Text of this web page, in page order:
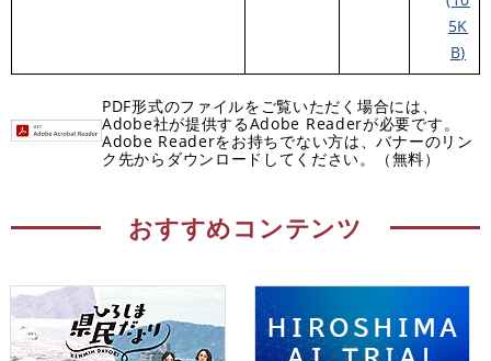
5K
B)
PDF形式のファイルをご覧いただく場合には、
Adobe社が提供するAdobe Readerが必要です。
Adobe Readerをお持ちでない方は、バナーのリン
ク先からダウンロードしてください。（無料）
おすすめコンテンツ